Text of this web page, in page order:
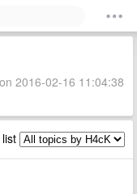
2016-02-16 11:04:38